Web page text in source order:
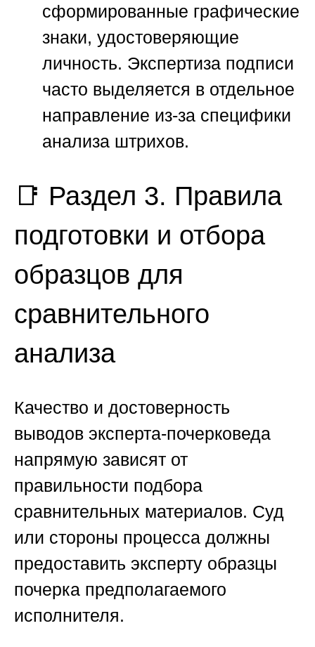
сформированные графические
знаки, удостоверяющие
личность. Экспертиза подписи
часто выделяется в отдельное
направление из-за специфики
анализа штрихов.
📑 Раздел 3. Правила
подготовки и отбора
образцов для
сравнительного
анализа
Качество и достоверность
выводов эксперта-почерковеда
напрямую зависят от
правильности подбора
сравнительных материалов. Суд
или стороны процесса должны
предоставить эксперту образцы
почерка предполагаемого
исполнителя.